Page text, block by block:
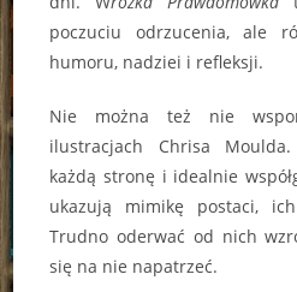
poczuciu odrzucenia, ale
humoru, nadziei i refleksji.
Nie można też nie
ilustracjach Chrisa
każdą stronę i idealnie
ukazują mimikę postaci,
Trudno oderwać od nich
się na nie napatrzeć.